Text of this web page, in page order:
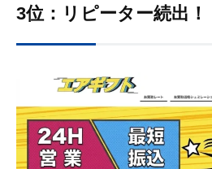
3位：リピーター続出！